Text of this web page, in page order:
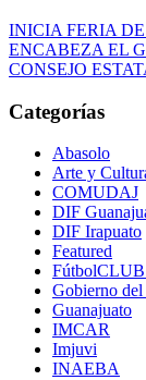
Navegación
de
INICIA FERIA DE
ENCABEZA EL
CONSEJO
Categorías
Abasolo
Arte y
COMUDAJ
DIF
DIF Irapuato
Featured
Gobierno del
Guanajuato
IMCAR
Imjuvi
INAEBA